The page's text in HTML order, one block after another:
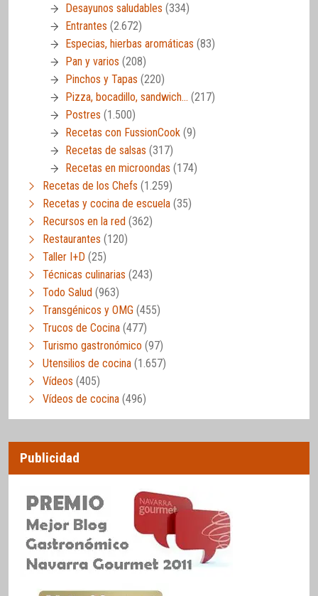
Desayunos saludables (334)
Entrantes (2.672)
Especias, hierbas aromáticas (83)
Pan y varios (208)
Pinchos y Tapas (220)
Pizza, bocadillo, sandwich… (217)
Postres (1.500)
Recetas con FussionCook (9)
Recetas de salsas (317)
Recetas en microondas (174)
Recetas de los Chefs (1.259)
Recetas y cocina de escuela (35)
Recursos en la red (362)
Restaurantes (120)
Taller I+D (25)
Técnicas culinarias (243)
Todo Salud (963)
Transgénicos y OMG (455)
Trucos de Cocina (477)
Turismo gastronómico (97)
Utensilios de cocina (1.657)
Vídeos (405)
Vídeos de cocina (496)
Publicidad